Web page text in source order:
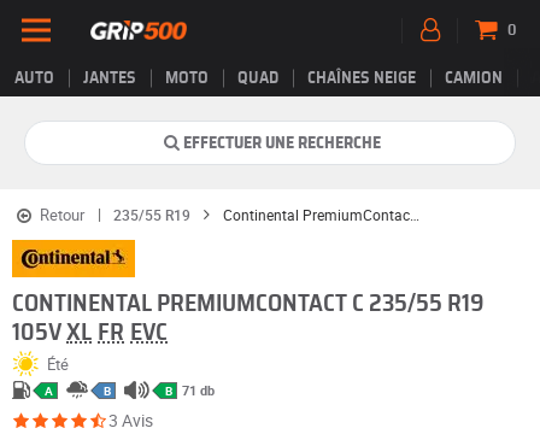
AUTO JANTES MOTO QUAD CHAÎNES NEIGE CAMION
0
EFFECTUER UNE RECHERCHE
Retour 235/55 R19 Continental PremiumContact C
CONTINENTAL PREMIUMCONTACT C 235/55 R19
105V XL FR EVC
Été
A B B 71 db
3 Avis